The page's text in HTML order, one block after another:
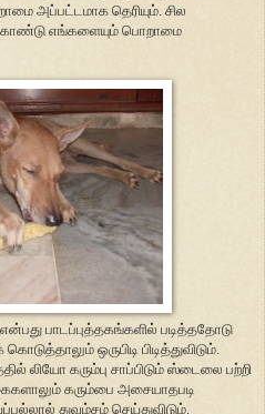
அப்பட்டமாக தெரியும். சில
எங்களையும் பொறாமை
பாடப்புத்தகங்களில் படித்ததோடு
ஒருபிடி பிடித்துவிடும்.
லியோ கரும்பு சாப்பிடும் ஸ்டைலை பற்றி
கரும்பை அசையாதபடி
துவம்சம் செய்துவிடும்.